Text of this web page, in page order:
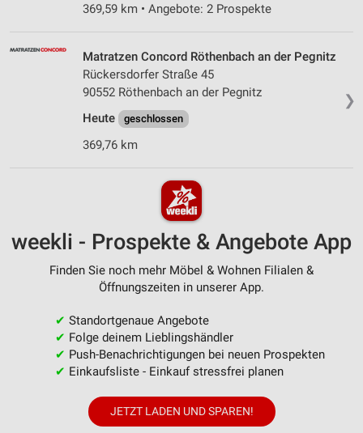
369,59 km • Angebote: 2 Prospekte
❯
Matratzen Concord Röthenbach an der Pegnitz
Rückersdorfer Straße 45
90552 Röthenbach an der Pegnitz
Heute
geschlossen
369,76 km
weekli - Prospekte & Angebote App
Finden Sie noch mehr Möbel & Wohnen Filialen &
Öffnungszeiten in unserer App.
✔ Standortgenaue Angebote
✔ Folge deinem Lieblingshändler
✔ Push-Benachrichtigungen bei neuen Prospekten
✔ Einkaufsliste - Einkauf stressfrei planen
JETZT LADEN UND SPAREN!